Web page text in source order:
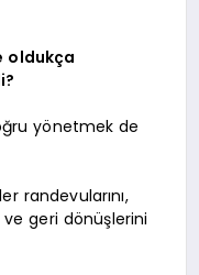
oldukça
yönetmek de
randevularını,
geri dönüşlerini